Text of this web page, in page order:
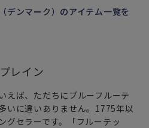
デンマーク）のアイテム一覧を
レイン
えば、ただちにブルーフルーテ
いに違いありません。1775年以
グセラーです。「フルーテッ